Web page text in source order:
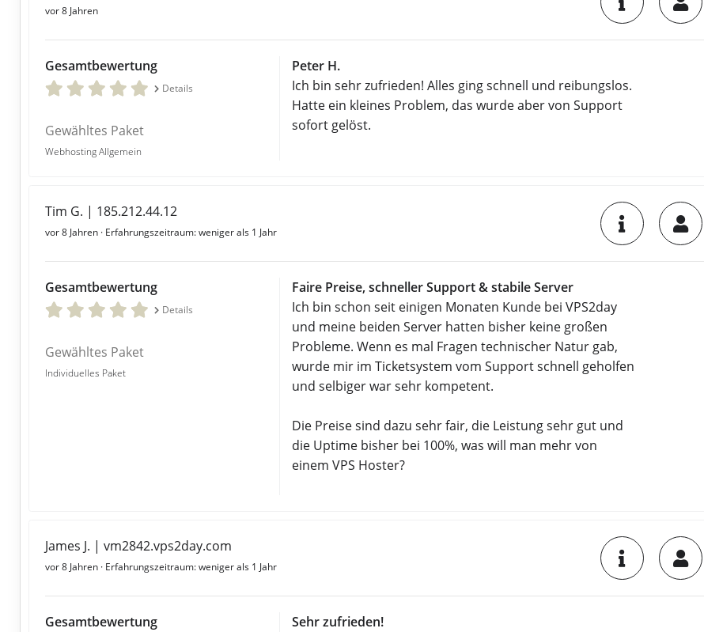
vor 8 Jahren
Gesamtbewertung
Details
Gewähltes Paket
Webhosting Allgemein
Peter H.
Ich bin sehr zufrieden! Alles ging schnell und reibungslos.
Hatte ein kleines Problem, das wurde aber von Support
sofort gelöst.
Tim G. | 185.212.44.12
vor 8 Jahren · Erfahrungszeitraum: weniger als 1 Jahr
Gesamtbewertung
Details
Gewähltes Paket
Individuelles Paket
Faire Preise, schneller Support & stabile Server
Ich bin schon seit einigen Monaten Kunde bei VPS2day
und meine beiden Server hatten bisher keine großen
Probleme. Wenn es mal Fragen technischer Natur gab,
wurde mir im Ticketsystem vom Support schnell geholfen
und selbiger war sehr kompetent.
Die Preise sind dazu sehr fair, die Leistung sehr gut und
die Uptime bisher bei 100%, was will man mehr von
einem VPS Hoster?
James J. | vm2842.vps2day.com
vor 8 Jahren · Erfahrungszeitraum: weniger als 1 Jahr
Gesamtbewertung
Sehr zufrieden!